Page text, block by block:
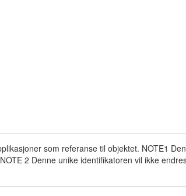
som referanse til objektet. NOTE1
2 Denne unike identifikatoren vil ikke